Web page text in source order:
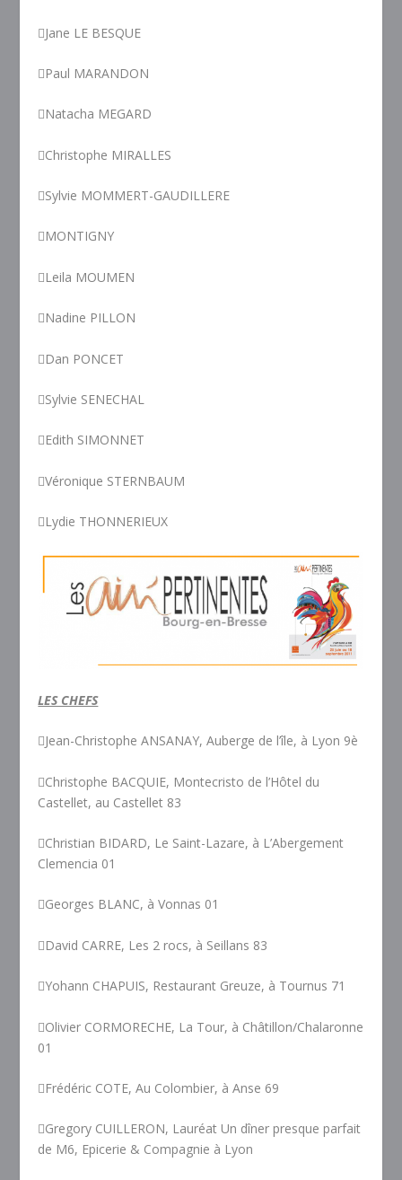
Jane LE BESQUE
Paul MARANDON
Natacha MEGARD
Christophe MIRALLES
Sylvie MOMMERT-GAUDILLERE
MONTIGNY
Leila MOUMEN
Nadine PILLON
Dan PONCET
Sylvie SENECHAL
Edith SIMONNET
Véronique STERNBAUM
Lydie THONNERIEUX
LES CHEFS
Jean-Christophe ANSANAY, Auberge de l’île, à Lyon 9è
Christophe BACQUIE, Montecristo de l’Hôtel du
Castellet, au Castellet 83
Christian BIDARD, Le Saint-Lazare, à L’Abergement
Clemencia 01
Georges BLANC, à Vonnas 01
David CARRE, Les 2 rocs, à Seillans 83
Yohann CHAPUIS, Restaurant Greuze, à Tournus 71
Olivier CORMORECHE, La Tour, à Châtillon/Chalaronne
01
Frédéric COTE, Au Colombier, à Anse 69
Gregory CUILLERON, Lauréat Un dîner presque parfait
de M6, Epicerie & Compagnie à Lyon